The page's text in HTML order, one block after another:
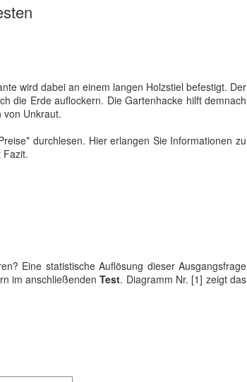
wird dabei an einem langen Holzstiel befestigt. Der
die Erde auflockern. Die Gartenhacke hilft demnach
von Unkraut.
durchlesen. Hier erlangen Sie Informationen zu
Fazit.
Eine statistische Auflösung dieser Ausgangsfrage
im anschließendenTest. Diagramm Nr. [1] zeigt das